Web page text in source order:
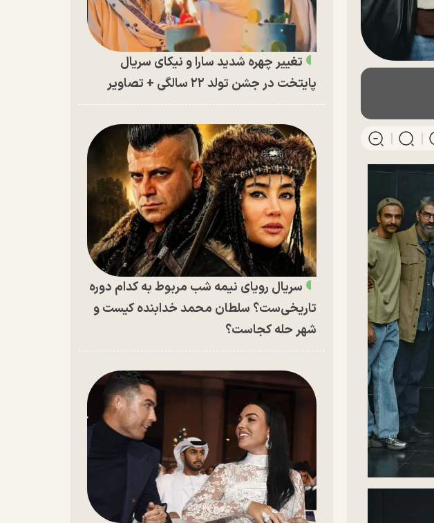
تغییر چهره شدید سارا و نیکای سریال
پایتخت در جشن تولد ۲۲ سالگی + تصاویر
سریال رویای نیمه شب مربوط به کدام دوره
تاریخی‌ست؟ سلطان محمد خدابنده کیست و
شهر حله کجاست؟